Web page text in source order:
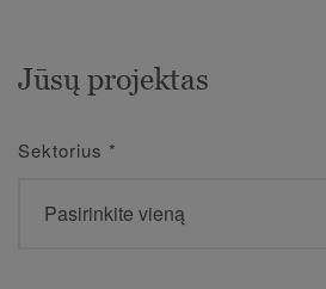
Jūsų projektas
Sektorius *